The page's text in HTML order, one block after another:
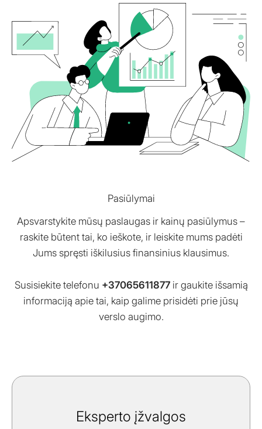
Pasiūlymai
Apsvarstykite mūsų paslaugas ir kainų pasiūlymus –
raskite būtent tai, ko ieškote, ir leiskite mums padėti
Jums spręsti iškilusius finansinius klausimus.
Susisiekite telefonu +37065611877ir gaukite išsamią
informaciją apie tai, kaip galime prisidėti prie jūsų
verslo augimo.
Eksperto įžvalgos